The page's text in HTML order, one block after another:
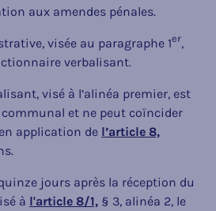
aux amendes pénales.
visée au paragraphe 1er,
verbalisant.
visé à l’alinéa premier, est
et ne peut coïncider
application de l’article 8,
jours après la réception du
à l'article 8/1, § 3, alinéa 2, le